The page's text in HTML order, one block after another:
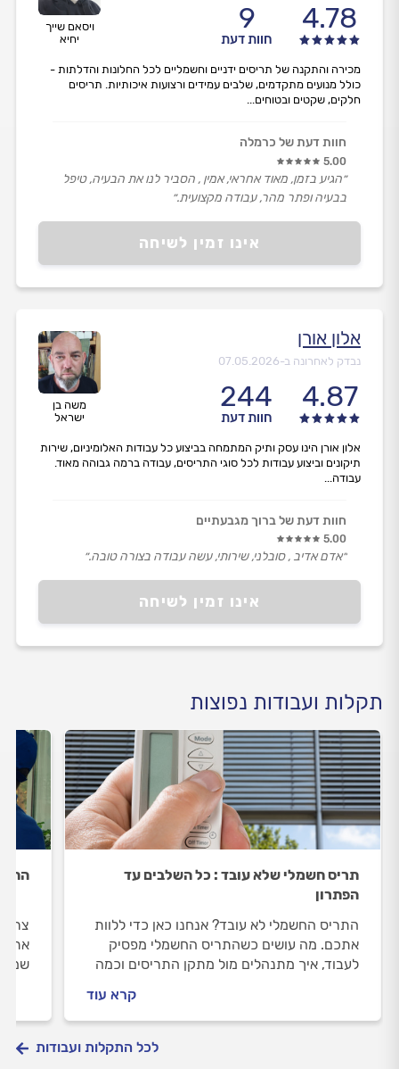
ויסאם שייך
יחיא
4.78
9
חוות דעת
אינו זמין לשיחה
מכירה והתקנה של תריסים ידניים וחשמליים לכל החלונות והדלתות -
כולל מנועים מתקדמים, שלבים עמידים ורצועות איכותיות. תריסים
חלקים, שקטים ובטוחים...
חוות דעת של כרמלה
5.00
״הגיע בזמן, מאוד אחראי, אמין , הסביר לנו את הבעיה, טיפל
בבעיה ופתר מהר, עבודה מקצועית.״
משה בן
ישראל
אלון אורן
נבדק לאחרונה ב-07.05.2026
4.87
244
חוות דעת
אינו זמין לשיחה
אלון אורן הינו עסק ותיק המתמחה בביצוע כל עבודות האלומיניום, שירות
תיקונים וביצוע עבודות לכל סוגי התריסים, עבודה ברמה גבוהה מאוד.
עבודה...
חוות דעת של ברוך מגבעתיים
5.00
״אדם אדיב , סובלני, שירותי, עשה עבודה בצורה טובה.״
תקלות ועבודות נפוצות
תריס חשמלי שלא עובד : כל השלבים עד
הפתרון
התריס החשמלי לא עובד? אנחנו כאן כדי ללוות
אתכם. מה עושים כשהתריס החשמלי מפסיק
לעבוד, איך מתנהלים מול מתקן התריסים וכמה
קרא עוד
לכל התקלות ועבודות